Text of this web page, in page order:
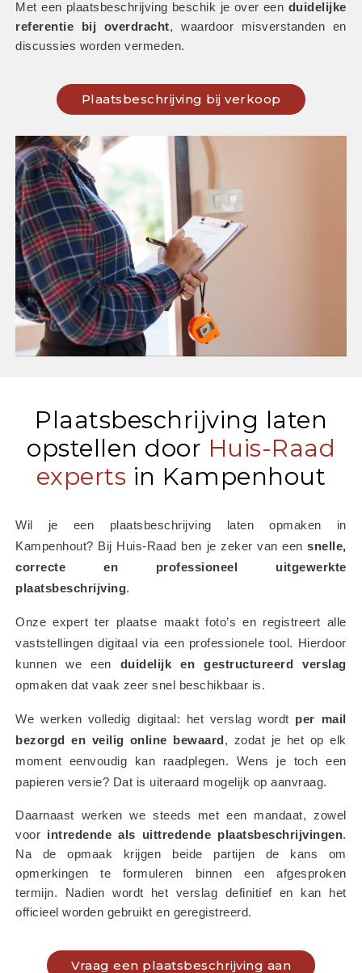
Met een plaatsbeschrijving beschik je over een duidelijke
referentie bij overdracht, waardoor misverstanden en
discussies worden vermeden.
Plaatsbeschrijving bij verkoop
Plaatsbeschrijving laten
opstellen door Huis-Raad
experts in Kampenhout
Wil je een plaatsbeschrijving laten opmaken in
Kampenhout? Bij Huis-Raad ben je zeker van een snelle,
correcte en professioneel uitgewerkte
plaatsbeschrijving.
Onze expert ter plaatse maakt foto’s en registreert alle
vaststellingen digitaal via een professionele tool. Hierdoor
kunnen we een duidelijk en gestructureerd verslag
opmaken dat vaak zeer snel beschikbaar is.
We werken volledig digitaal: het verslag wordt per mail
bezorgd en veilig online bewaard , zodat je het op elk
moment eenvoudig kan raadplegen. Wens je toch een
papieren versie? Dat is uiteraard mogelijk op aanvraag.
Daarnaast werken we steeds met een mandaat, zowel
voor intredende als uittredende plaatsbeschrijvingen.
Na de opmaak krijgen beide partijen de kans om
opmerkingen te formuleren binnen een afgesproken
termijn. Nadien wordt het verslag definitief en kan het
officieel worden gebruikt en geregistreerd.
Vraag een plaatsbeschrijving aan